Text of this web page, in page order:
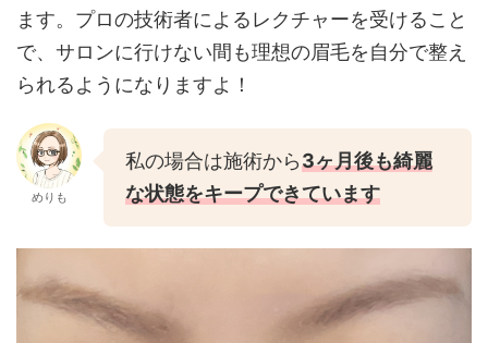
ます。プロの技術者によるレクチャーを受けること
で、サロンに行けない間も理想の眉毛を自分で整え
られるようになりますよ！
めりも
私の場合は施術から3ヶ月後も綺麗
な状態をキープできています